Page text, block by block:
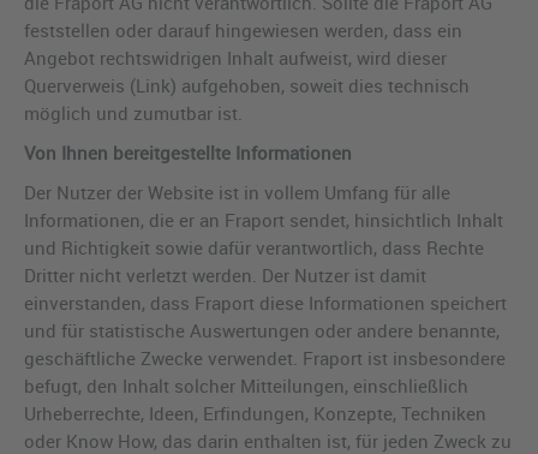
feststellen oder darauf hingewiesen werden, dass ein
Angebot rechtswidrigen Inhalt aufweist, wird dieser
Querverweis (Link) aufgehoben, soweit dies technisch
möglich und zumutbar ist.
Von Ihnen bereitgestellte Informationen
Der Nutzer der Website ist in vollem Umfang für alle
Informationen, die er an Fraport sendet, hinsichtlich Inhalt
und Richtigkeit sowie dafür verantwortlich, dass Rechte
Dritter nicht verletzt werden. Der Nutzer ist damit
einverstanden, dass Fraport diese Informationen speichert
und für statistische Auswertungen oder andere benannte,
geschäftliche Zwecke verwendet. Fraport ist insbesondere
befugt, den Inhalt solcher Mitteilungen, einschließlich
Urheberrechte, Ideen, Erfindungen, Konzepte, Techniken
oder Know How, das darin enthalten ist, für jeden Zweck zu